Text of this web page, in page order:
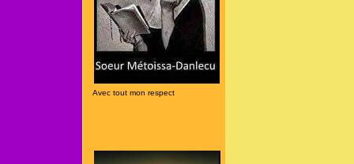
Avec tout mon respect